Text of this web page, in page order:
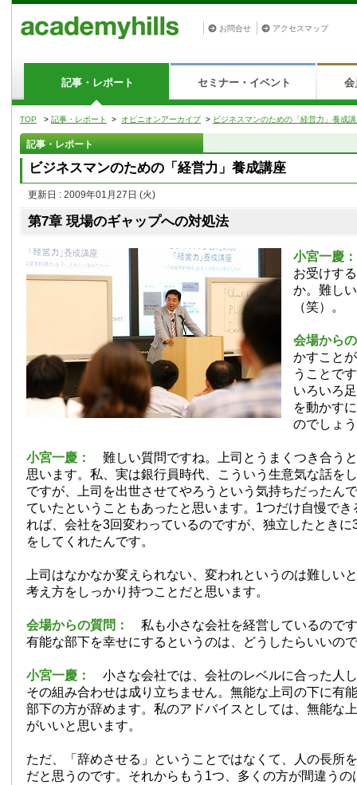
お問合せ アクセスマップ
記事・レポート セミナー・イベント 会
TOP > 記事・レポート > オピニオンアーカイブ > ビジネスマンのための「経営力」養成
記事・レポート
ビジネスマンのための「経営力」養成講座
更新日 : 2009年01月27日 (火)
第7章 現場のギャップへの対処法
小宮一慶：
お受けす
か。難し
（笑）。
会場から
かすこと
うことで
いろいろ
を動かす
のでしょ
小宮一慶：
難しい質問ですね。上司とうまくつき合う
思います。私、実は銀行員時代、こういう生意気な話を
ですが、上司を出世させてやろうという気持ちだったん
ていたということもあったと思います。1つだけ自慢でき
れば、会社を3回変わっているのですが、独立したときに
をしてくれたんです。
上司はなかなか変えられない、変われというのは難しい
考え方をしっかり持つことだと思います。
会場からの質問：
私も小さな会社を経営しているので
有能な部下を幸せにするというのは、どうしたらいいの
小宮一慶：
小さな会社では、会社のレベルに合った人
その組み合わせは成り立ちません。無能な上司の下に有
部下の方が辞めます。私のアドバイスとしては、無能な
がいいと思います。
ただ、「辞めさせる」ということではなくて、人の長所
だと思うのです。それからもう1つ、多くの方が間違うの